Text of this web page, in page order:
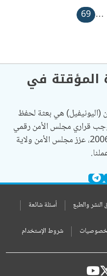
السابقة
…
الصفحة الحاليّة
69
المؤقتة في
(اليونيفيل) هي بعثة لحفظ
قراري مجلس الأمن رقمي
425 و426 عام 1978. وفي عام 2006، عزز مجلس الأمن ولاية
والطبع أسئلة شائعة
شروط الإستخدام